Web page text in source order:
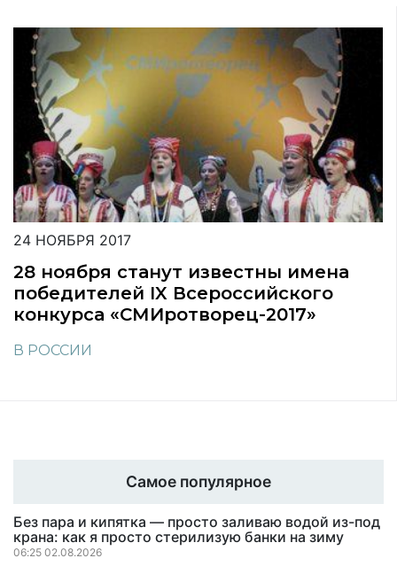
24 НОЯБРЯ 2017
28 ноября станут известны имена
победителей IX Всероссийского
конкурса «СМИротворец-2017»
В РОССИИ
Самое популярное
Без пара и кипятка — просто заливаю водой из-под
крана: как я просто стерилизую банки на зиму
06:25 02.08.2026